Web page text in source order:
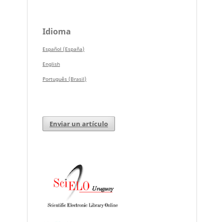
Idioma
Español (España)
English
Português (Brasil)
Enviar un artículo